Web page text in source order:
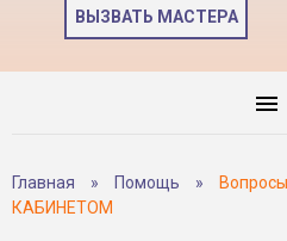
ВЫЗВАТЬ МАСТЕРА
Главная » Помощь »
КАБИНЕТОМ